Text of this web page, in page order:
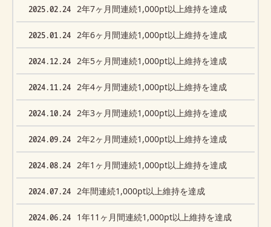
2025.02.24 2年7ヶ月間連続1,000pt以上維持を達成
2025.01.24 2年6ヶ月間連続1,000pt以上維持を達成
2024.12.24 2年5ヶ月間連続1,000pt以上維持を達成
2024.11.24 2年4ヶ月間連続1,000pt以上維持を達成
2024.10.24 2年3ヶ月間連続1,000pt以上維持を達成
2024.09.24 2年2ヶ月間連続1,000pt以上維持を達成
2024.08.24 2年1ヶ月間連続1,000pt以上維持を達成
2024.07.24 2年間連続1,000pt以上維持を達成
2024.06.24 1年11ヶ月間連続1,000pt以上維持を達成